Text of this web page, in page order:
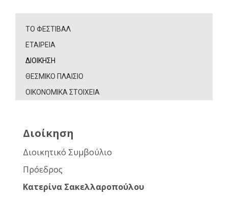
ΤΟ ΦΕΣΤΙΒΑΛ
ΕΤΑΙΡΕΙΑ
ΔΙΟΙΚΗΣΗ
ΘΕΣΜΙΚΟ ΠΛΑΙΣΙΟ
ΟΙΚΟΝΟΜΙΚΑ ΣΤΟΙΧΕΙΑ
Διοίκηση
Διοικητικό Συμβούλιο
Πρόεδρος
Κατερίνα Σακελλαροπούλου